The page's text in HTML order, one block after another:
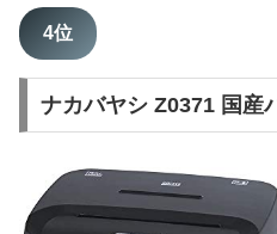
4位
ナカバヤシ Z0371 国産